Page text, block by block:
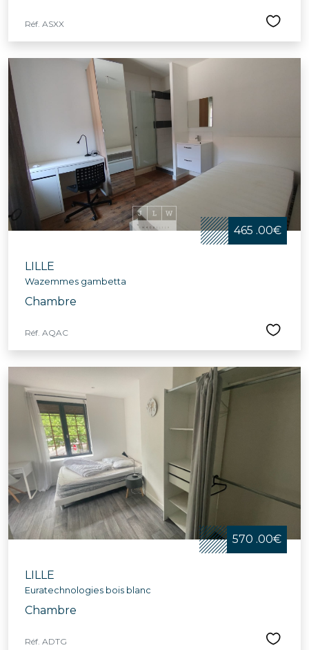
Réf. ASXX
465 .00€
LILLE
Wazemmes gambetta
Chambre
Réf. AQAC
570 .00€
LILLE
Euratechnologies bois blanc
Chambre
Réf. ADTG